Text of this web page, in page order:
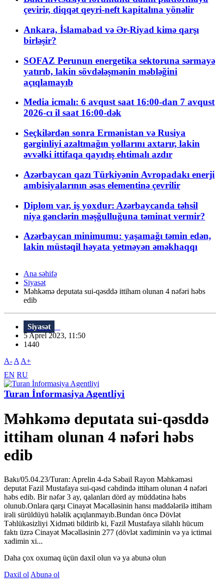
çevirir, diqqət qeyri-neft kapitalına yönəlir
Ankara, İslamabad və Ər-Riyad kimə qarşı
birləşir?
SOFAZ Perunun energetika sektoruna sərmayə
yatırıb, lakin sövdələşmənin məbləğini
açıqlamayıb
Media icmalı: 6 avqust saat 16:00-dan 7 avqust
2026-cı il saat 16:00-dək
Seçkilərdən sonra Ermənistan və Rusiya
gərginliyi azaltmağın yollarını axtarır, lakin
əvvəlki ittifaqa qayıdış ehtimalı azdır
Azərbaycan qazı Türkiyənin Avropadakı enerji
ambisiyalarının əsas elementinə çevrilir
Diplom var, iş yoxdur: Azərbaycanda təhsil
niyə gənclərin məşğulluğuna təminat vermir?
Azərbaycan minimumu: yaşamağı təmin edən,
lakin müstəqil həyata yetməyən əməkhaqqı
Ana səhifə
Siyasət
Məhkəmə deputata sui-qəsddə ittiham olunan 4 nəfəri həbs
edib
Siyasət
5 Aprel 2023, 11:50
1440
A- A A+
EN RU
Turan İnformasiya Agentliyi
Məhkəmə deputata sui-qəsddə
ittiham olunan 4 nəfəri həbs
edib
Bakı/05.04.23/Turan: Aprelin 4-də Səbail Rayon Məhkəməsi
deputat Fazil Mustafaya sui-qəsd cəhdində ittiham olunan 4 nəfəri
həbs edib. Bir nəfər 3 ay, qalanları dörd ay müddətinə həbs
olunub.Onlara qarşı Cinayət Məcəlləsinin hansı maddələrilə ittiham
irəli sürüldüyü hələlik açıqlanmayıb.Bundan öncə Dövlət
Təhlükəsizliyi Xidməti bildirib ki, Fazil Mustafaya silahlı hücum
faktı üzrə Cinayət Məcəlləsinin 277 (dövlət xadiminin və ya ictimai
xadimin xi...
Daha çox oxumaq üçün daxil olun və ya abunə olun
Daxil ol Abunə ol